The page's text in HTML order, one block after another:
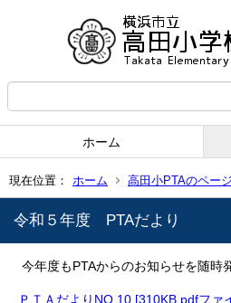
ホーム
現在位置： ホーム 高田小PTAのページ
令和５年度 PTAだより
今年度もPTAからのお知らせを随時
ＰＴＡだよりNO.10 [310KB pdfファ